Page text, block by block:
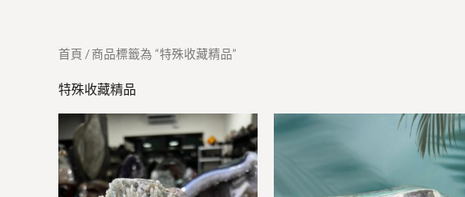
首頁 / 商品標籤為 “特殊收藏精品”
特殊收藏精品